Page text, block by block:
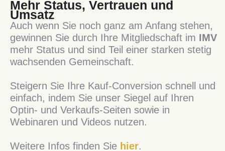
Mehr Status, Vertrauen und
Umsatz
Auch wenn Sie noch ganz am Anfang stehen,
gewinnen Sie durch Ihre Mitgliedschaft im IMV
mehr Status und sind Teil einer starken stetig
wachsenden Gemeinschaft.
Steigern Sie Ihre Kauf-Conversion schnell und
einfach, indem Sie unser Siegel auf Ihren
Optin- und Verkaufs-Seiten sowie in
Webinaren und Videos nutzen.
Weitere Infos finden Sie hier.